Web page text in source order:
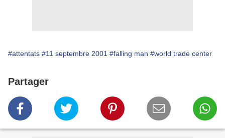
#attentats #11 septembre 2001 #falling man #world trade center
Partager